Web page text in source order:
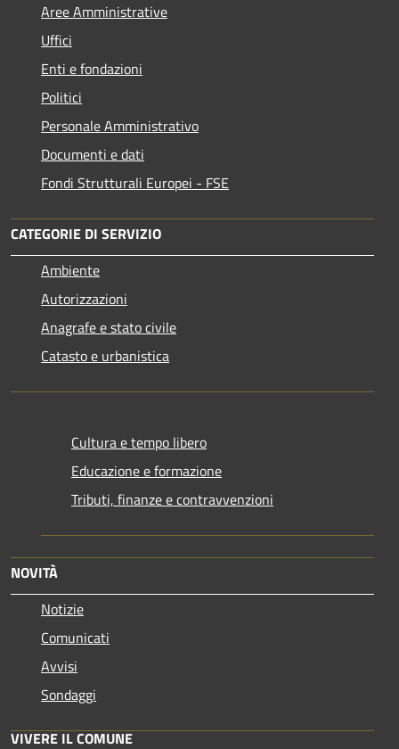
Aree Amministrative
Uffici
Enti e fondazioni
Politici
Personale Amministrativo
Documenti e dati
Fondi Strutturali Europei - FSE
CATEGORIE DI SERVIZIO
Ambiente
Autorizzazioni
Anagrafe e stato civile
Catasto e urbanistica
Cultura e tempo libero
Educazione e formazione
Tributi, finanze e contravvenzioni
NOVITÀ
Notizie
Comunicati
Avvisi
Sondaggi
VIVERE IL COMUNE